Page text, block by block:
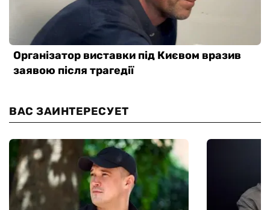
ВАС ЗАИНТЕРЕСУЕТ